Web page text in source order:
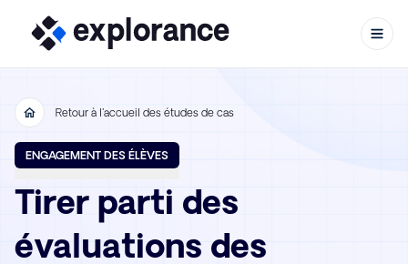
Retour à l'accueil des études de cas
ENGAGEMENT DES ÉLÈVES
Tirer parti des
évaluations des